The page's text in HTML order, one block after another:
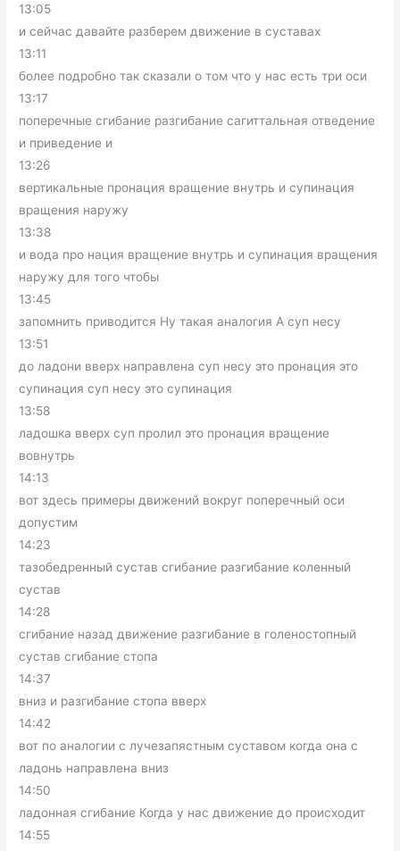
13:05
и сейчас давайте разберем движение в суставах
13:11
более подробно так сказали о том что у нас есть три оси
13:17
поперечные сгибание разгибание сагиттальная отведение
и приведение и
13:26
вертикальные пронация вращение внутрь и супинация
вращения наружу
13:38
и вода про нация вращение внутрь и супинация вращения
наружу для того чтобы
13:45
запомнить приводится Ну такая аналогия А суп несу
13:51
до ладони вверх направлена суп несу это пронация это
супинация суп несу это супинация
13:58
ладошка вверх суп пролил это пронация вращение
вовнутрь
14:13
вот здесь примеры движений вокруг поперечный оси
допустим
14:23
тазобедренный сустав сгибание разгибание коленный
сустав
14:28
сгибание назад движение разгибание в голеностопный
сустав сгибание стопа
14:37
вниз и разгибание стопа вверх
14:42
вот по аналогии с лучезапястным суставом когда она с
ладонь направлена вниз
14:50
ладонная сгибание Когда у нас движение до происходит
14:55